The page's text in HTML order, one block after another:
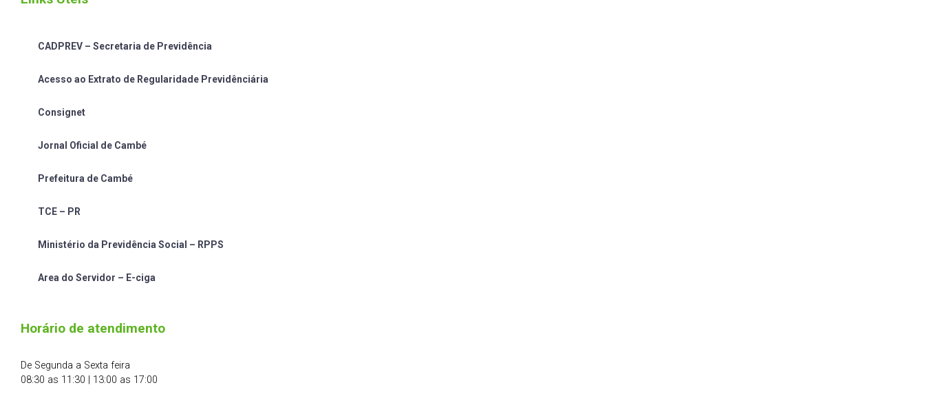
CADPREV – Secretaria de Previdência
Acesso ao Extrato de Regularidade Previdênciária
Consignet
Jornal Oficial de Cambé
Prefeitura de Cambé
TCE – PR
Ministério da Previdência Social – RPPS
Area do Servidor – E-ciga
Horário de atendimento
De Segunda a Sexta feira
08:30 as 11:30 | 13:00 as 17:00